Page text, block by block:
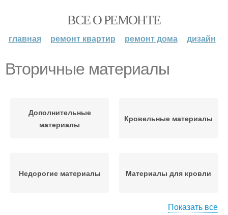
ВСЕ О РЕМОНТЕ
главная ремонт квартир ремонт дома дизайн
Вторичные материалы
Дополнительные
материалы
Кровельные материалы
Недорогие материалы Материалы для кровли
Показать все